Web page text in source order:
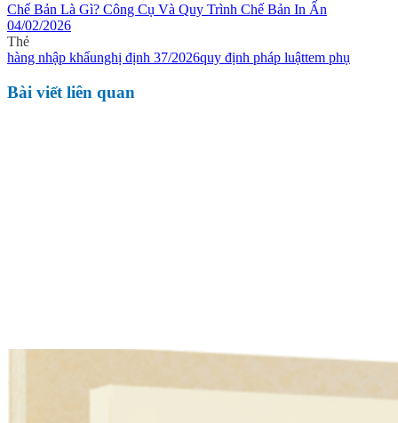
Chế Bản Là Gì? Công Cụ Và Quy Trình Chế Bản In Ấn
04/02/2026
Thẻ
hàng nhập khẩunghị định 37/2026quy định pháp luậttem phụ
Bài viết liên quan